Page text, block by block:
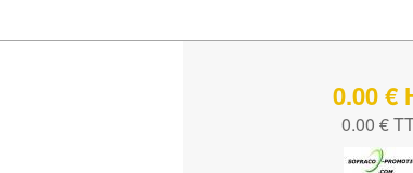
0.00 €
0.00 €